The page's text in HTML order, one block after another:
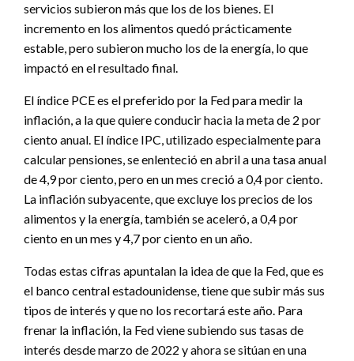
servicios subieron más que los de los bienes. El
incremento en los alimentos quedó prácticamente
estable, pero subieron mucho los de la energía, lo que
impactó en el resultado final.
El índice PCE es el preferido por la Fed para medir la
inflación, a la que quiere conducir hacia la meta de 2 por
ciento anual. El índice IPC, utilizado especialmente para
calcular pensiones, se enlenteció en abril a una tasa anual
de 4,9 por ciento, pero en un mes creció a 0,4 por ciento.
La inflación subyacente, que excluye los precios de los
alimentos y la energía, también se aceleró, a 0,4 por
ciento en un mes y 4,7 por ciento en un año.
Todas estas cifras apuntalan la idea de que la Fed, que es
el banco central estadounidense, tiene que subir más sus
tipos de interés y que no los recortará este año. Para
frenar la inflación, la Fed viene subiendo sus tasas de
interés desde marzo de 2022 y ahora se sitúan en una